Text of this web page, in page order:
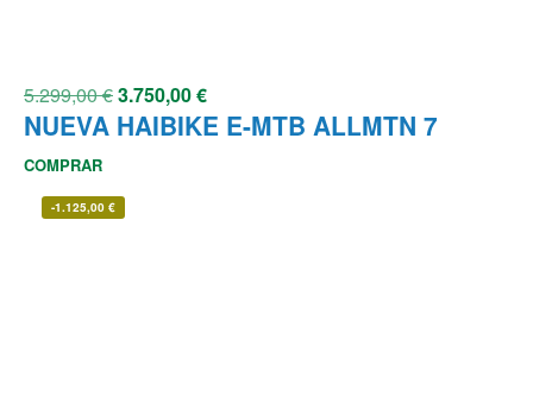
5.299,00€3.750,00€
NUEVA HAIBIKE E-MTB ALLMTN 7
COMPRAR
-1.125,00 €